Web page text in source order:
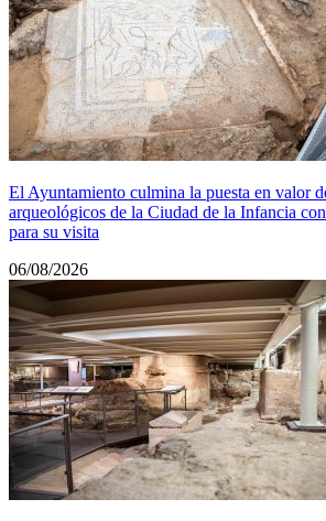
El Ayuntamiento culmina la puesta en valor
arqueológicos de la Ciudad de la Infancia
para su visita
06/08/2026